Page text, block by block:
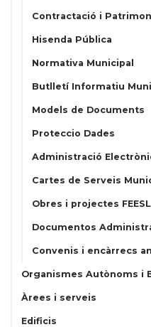
Contractació i
Hisenda Pública
Normativa Municipal
Butlletí Informatiu
Models de Documents
Proteccio Dades
Administració
Cartes de Serveis
Obres i projectes FEESL
Documentos
Convenis i encàrrecs
Organismes Autònoms i
Àrees i serveis
Edificis